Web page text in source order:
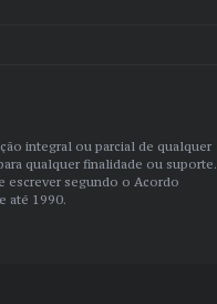
integral ou parcial de qualquer
qualquer finalidade ou suporte.
escrever segundo o Acordo
até 1990.